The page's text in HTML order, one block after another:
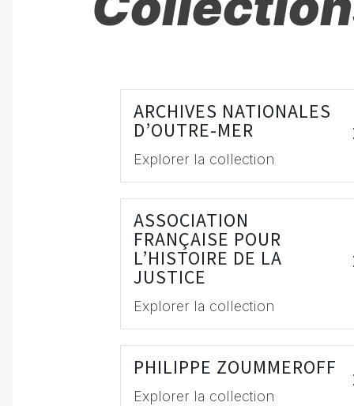
ARCHIVES NATIONALES
D’OUTRE-MER
Explorer la collection
ASSOCIATION
FRANÇAISE POUR
L’HISTOIRE DE LA
JUSTICE
Explorer la collection
PHILIPPE ZOUMMEROFF
Explorer la collection